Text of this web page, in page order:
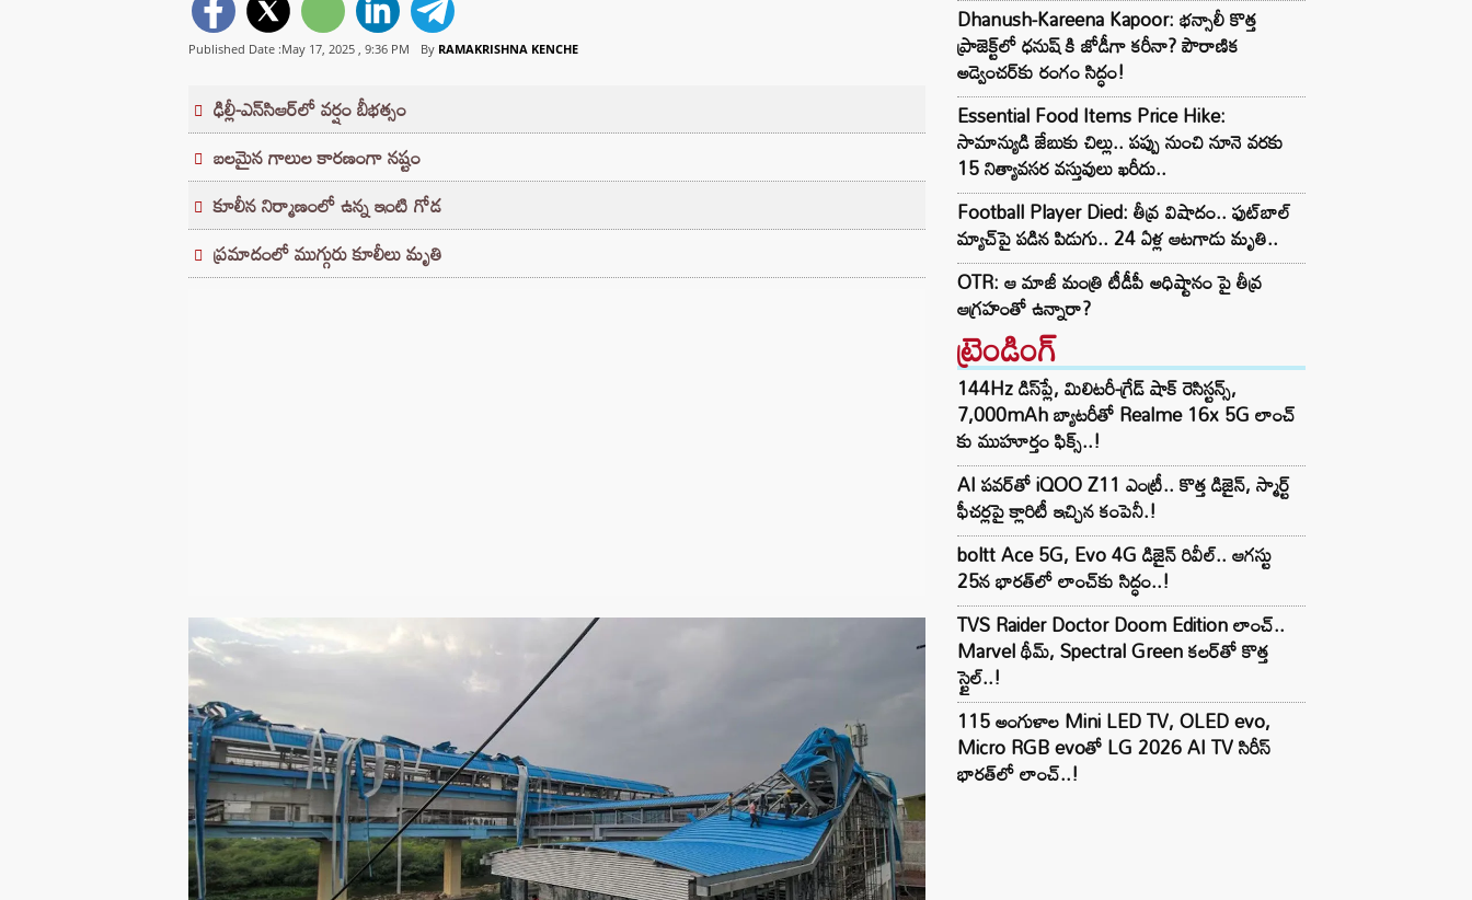
Published Date :May 17, 2025 , 9:36 PM By RAMAKRISHNA KENCHE
ఢిల్లీ-ఎన్‌సిఆర్‌లో వర్షం బీభత్సం
బలమైన గాలుల కారణంగా నష్టం
కూలీన నిర్మాణంలో ఉన్న ఇంటి గోడ
ప్రమాదంలో ముగ్గురు కూలీలు మృతి
Dhanush-Kareena Kapoor: భన్సాలీ కొత్త
ప్రాజెక్ట్‌లో ధనుష్ కి జోడీగా కరీనా? పౌరాణిక
అడ్వెంచర్‌కు రంగం సిద్ధం!
Essential Food Items Price Hike:
సామాన్యుడి జేబుకు చిల్లు.. పప్పు నుంచి నూనె వరకు
15 నిత్యావసర వస్తువులు ఖరీదు..
Football Player Died: తీవ్ర విషాదం.. ఫుట్‌బాల్
మ్యాచ్‌పై పడిన పిడుగు.. 24 ఏళ్ల ఆటగాడు మృతి..
OTR: ఆ మాజీ మంత్రి టీడీపీ అధిష్టానం పై తీవ్ర
ఆగ్రహంతో ఉన్నారా?
ట్రెండింగ్‌
144Hz డిస్‌ప్లే, మిలిటరీ-గ్రేడ్ షాక్ రెసిస్టన్స్,
7,000mAh బ్యాటరీతో Realme 16x 5G లాంచ్
కు ముహూర్తం ఫిక్స్..!
AI పవర్‌తో iQOO Z11 ఎంట్రీ.. కొత్త డిజైన్, స్మార్ట్
ఫీచర్లపై క్లారిటీ ఇచ్చిన కంపెనీ.!
boltt Ace 5G, Evo 4G డిజైన్ రివీల్.. ఆగస్టు
25న భారత్‌లో లాంచ్‌కు సిద్ధం..!
TVS Raider Doctor Doom Edition లాంచ్..
Marvel థీమ్, Spectral Green కలర్‌తో కొత్త
స్టైల్..!
115 అంగుళాల Mini LED TV, OLED evo,
Micro RGB evoతో LG 2026 AI TV సిరీస్
భారత్‌లో లాంచ్..!